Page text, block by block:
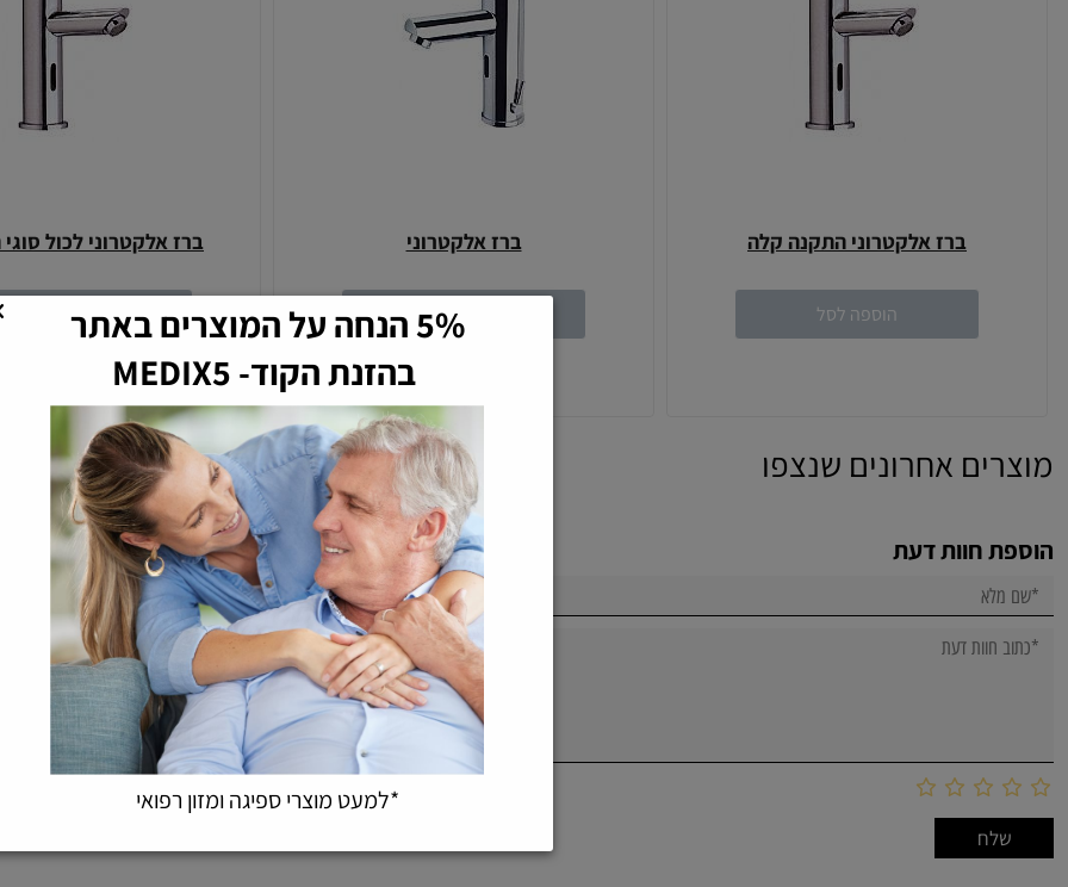
ברז אלקטרוני התקנה קלה
הוספה לסל
ברז אלקטרוני
הוספה לסל
ברז אלקטרוני לכול סוגי
הוספה לסל
מוצרים אחרונים שנצפו
הוספת חוות דעת
5% הנחה על המוצרים באתר
בהזנת הקוד- MEDIX5
*למעט מוצרי ספיגה ומזון רפואי